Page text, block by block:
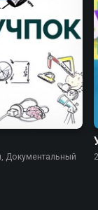
Документальный